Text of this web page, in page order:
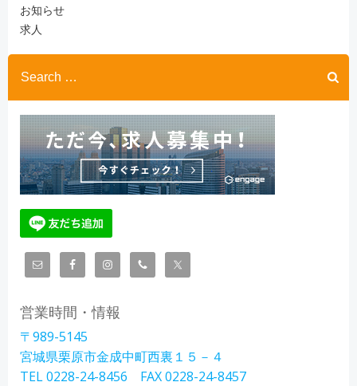
イ
ブ
お知らせ
求人
Search
for:
営業時間・情報
〒989-5145
宮城県栗原市金成中町西裏１５－４
TEL 0228-24-8456 FAX 0228-24-8457